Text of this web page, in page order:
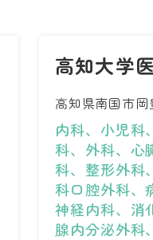
高知大学
高知県南国市岡
内科、小児科
科、外科、心
科、整形外科
科口腔外科、
神経内科、消
腺内分泌外科